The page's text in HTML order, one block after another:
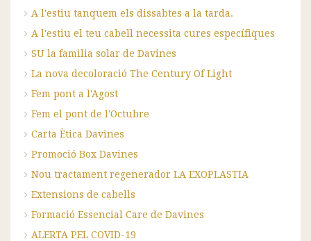
A l'estiu tanquem els dissabtes a la tarda.
A l'estiu el teu cabell necessita cures específiques
SU la familia solar de Davines
La nova decoloració The Century Of Light
Fem pont a l'Agost
Fem el pont de l'Octubre
Carta Ètica Davines
Promoció Box Davines
Nou tractament regenerador LA EXOPLASTIA
Extensions de cabells
Formació Essencial Care de Davines
ALERTA PEL COVID-19